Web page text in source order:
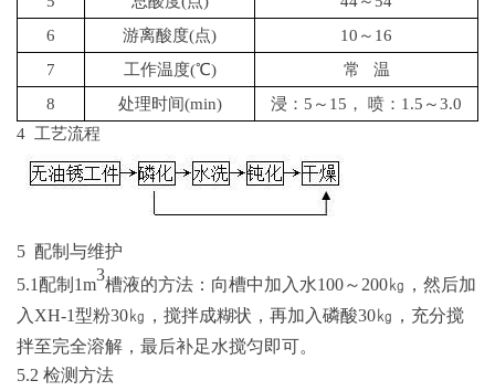
6
游离酸度(点)
10～16
7
工作温度(℃) 常
温
8
处理时间(min) 浸： 5～15， 喷： 1.5～3.0
4 工艺流程
5 配制与维护
5.1配制1m
3
槽液的方法：向槽中加入水100～200㎏，然后加
入XH-1型粉30㎏，搅拌成糊状，再加入磷酸30㎏，充分搅
拌至完全溶解，最后补足水搅匀即可。
5.2 检测方法